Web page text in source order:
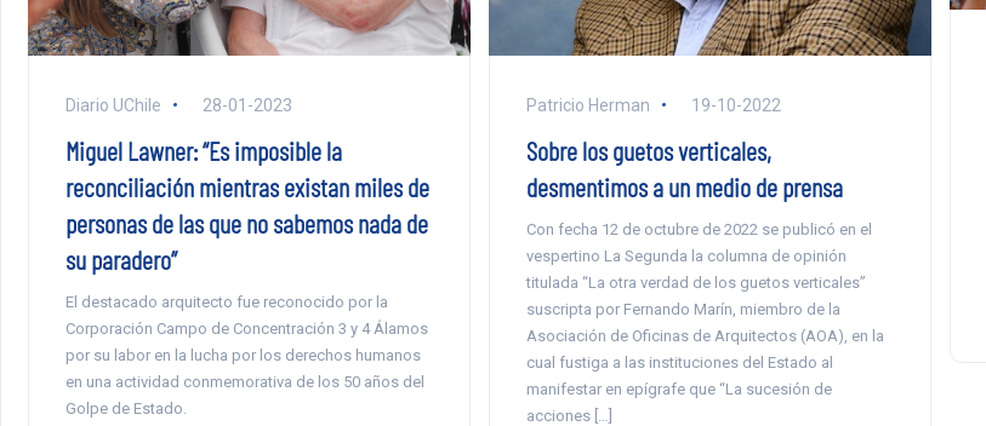
Diario UChile 28-01-2023
Miguel Lawner: “Es imposible la
reconciliación mientras existan miles de
personas de las que no sabemos nada de
su paradero”
El destacado arquitecto fue reconocido por la
Corporación Campo de Concentración 3 y 4 Álamos
por su labor en la lucha por los derechos humanos
en una actividad conmemorativa de los 50 años del
Golpe de Estado.
Patricio Herman 19-10-2022
Sobre los guetos verticales,
desmentimos a un medio de prensa
Con fecha 12 de octubre de 2022 se publicó en el
vespertino La Segunda la columna de opinión
titulada “La otra verdad de los guetos verticales”
suscripta por Fernando Marín, miembro de la
Asociación de Oficinas de Arquitectos (AOA), en la
cual fustiga a las instituciones del Estado al
manifestar en epígrafe que “La sucesión de
acciones […]